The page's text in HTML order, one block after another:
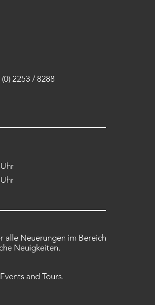
2253 / 8288
alle Neuerungen im Bereich
Neuigkeiten.
and Tours.